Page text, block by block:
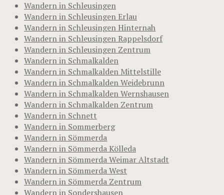
Wandern in Schleusingen
Wandern in Schleusingen Erlau
Wandern in Schleusingen Hinternah
Wandern in Schleusingen Rappelsdorf
Wandern in Schleusingen Zentrum
Wandern in Schmalkalden
Wandern in Schmalkalden Mittelstille
Wandern in Schmalkalden Weidebrunn
Wandern in Schmalkalden Wernshausen
Wandern in Schmalkalden Zentrum
Wandern in Schnett
Wandern in Sommerberg
Wandern in Sömmerda
Wandern in Sömmerda Kölleda
Wandern in Sömmerda Weimar Altstadt
Wandern in Sömmerda West
Wandern in Sömmerda Zentrum
Wandern in Sondershausen